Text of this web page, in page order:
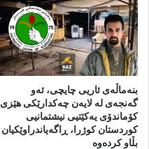
بنەماڵەی ئاریی چایچی، ئەو
گەنجەی لە لایەن چەكدارێكی هێزی
كۆماندۆی یەكێتیی نیشتمانیی
كوردستان كوژرا، ڕاگەیاندراوێكیان
بڵاو كردەوە